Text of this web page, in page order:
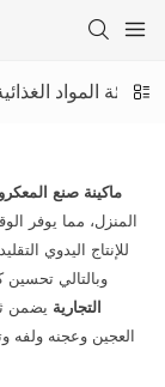
تعبئة المواد
ماكينة صنع
المنزل، مما يوفر
للإنتاج اليدوي
وبالتالي تحسين
التجارية يضمن
العجين وعجنه